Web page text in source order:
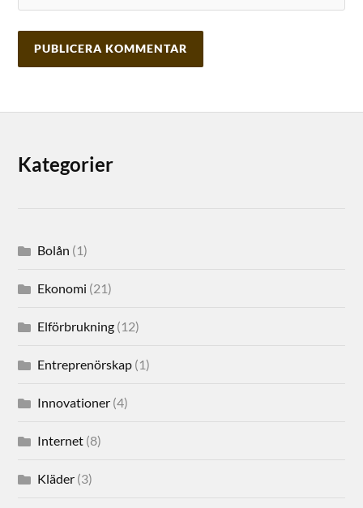
Kategorier
Bolån (1)
Ekonomi (21)
Elförbrukning (12)
Entreprenörskap (1)
Innovationer (4)
Internet (8)
Kläder (3)